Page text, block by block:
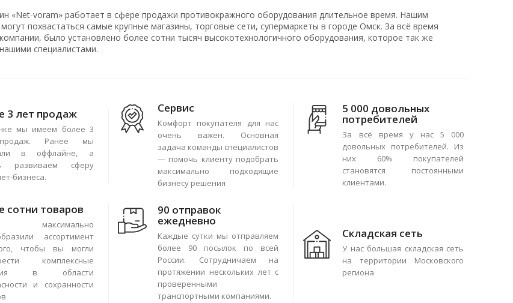
«Net-voram» работает в сфере продажи противокражного оборудования длительное время. Нашим
похвастаться самые крупные магазины, торговые сети, супермаркеты в городе Омск. За всё время
было установлено более сотни тысяч высокотехнологичного оборудования, которое так же
специалистами.
3 лет продаж
мы имеем более 3
Ранее мы
в оффлайне, а
развиваем сферу
бизнеса.
Сервис
Комфорт покупателя для нас
очень важен. Основная
задача команды специалистов
— помочь клиенту подобрать
максимально подходящие
бизнесу решения
5 000 довольных
потребителей
За всё время у нас 5 000
довольных потребителей. Из
них 60% покупателей
становятся постоянными
клиентами.
сотни товаров
ассортимент
чтобы вы могли
комплексные
в области
и сохранности
90 отправок
ежедневно
Каждые сутки мы отправляем
более 90 посылок по всей
России. Сотрудничаем на
протяжении нескольких лет с
проверенными
транспортными компаниями.
Складская сеть
У нас большая складская сеть
на территории Московского
региона